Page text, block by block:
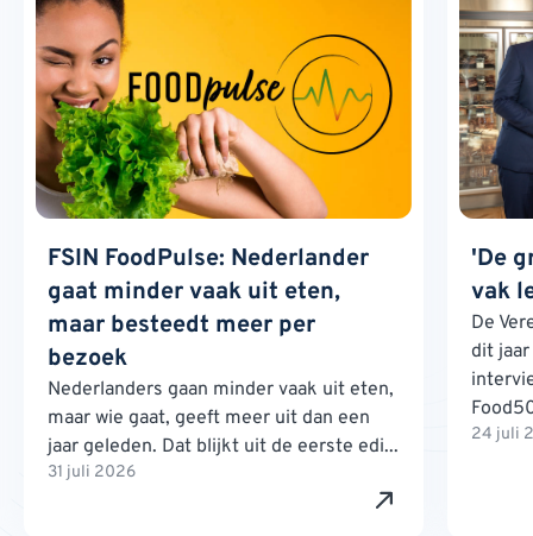
FSIN FoodPulse: Nederlander
gaat minder vaak uit eten,
maar besteedt meer per
bezoek
Nederlanders gaan minder vaak uit eten,
maar wie gaat, geeft meer uit dan een
jaar geleden. Dat blijkt uit de eerste edi...
31 juli 2026
'De
vak
De
dit
24 juli